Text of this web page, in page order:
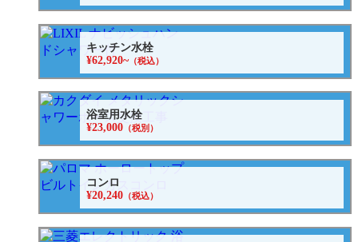
キッチン水栓
¥62,920~（税込）
浴室用水栓
¥23,000 （税別）
コンロ
¥20,240 （税込）